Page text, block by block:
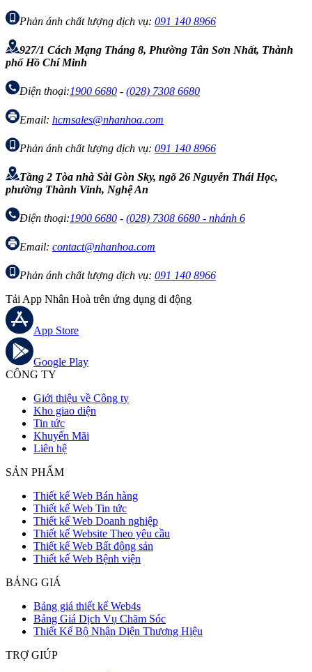
Phản ánh chất lượng dịch vụ: 091 140 8966
927/1 Cách Mạng Tháng 8, Phường Tân Sơn Nhất, Thành
phố Hồ Chí Minh
Điện thoại:1900 6680 - (028) 7308 6680
Email: hcmsales@nhanhoa.com
Phản ánh chất lượng dịch vụ: 091 140 8966
Tầng 2 Tòa nhà Sài Gòn Sky, ngõ 26 Nguyễn Thái Học,
phường Thành Vinh, Nghệ An
Điện thoại:1900 6680 - (028) 7308 6680 - nhánh 6
Email: contact@nhanhoa.com
Phản ánh chất lượng dịch vụ: 091 140 8966
Tải App Nhân Hoà trên ứng dụng di động
App Store
Google Play
CÔNG TY
Giới thiệu về Công ty
Kho giao diện
Tin tức
Khuyến Mãi
Liên hệ
SẢN PHẨM
Thiết kế Web Bán hàng
Thiết kế Web Tin tức
Thiết kế Web Doanh nghiệp
Thiết kế Website Theo yêu cầu
Thiết kế Web Bất động sản
Thiết kế Web Bệnh viện
BẢNG GIÁ
Bảng giá thiết kế Web4s
Bảng Giá Dịch Vụ Chăm Sóc
Thiết Kế Bộ Nhận Diện Thương Hiệu
TRỢ GIÚP